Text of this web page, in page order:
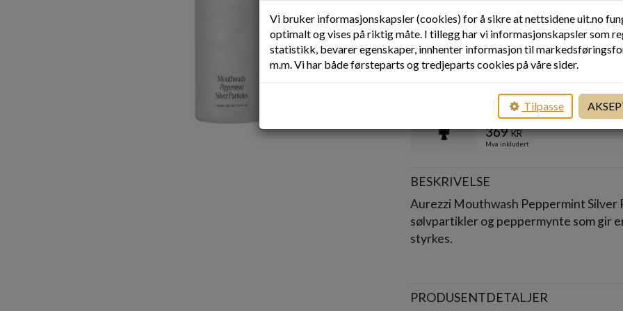
OFTE KJØPT SAMMEN
AUREZZI
Toothpaste
FRA
369kr
Mva inkludert
BESKRIVELSE
Aurezzi Mouthwash Peppermint Silver
sølvpartikler og peppermynte som gir
styrkes.
PRODUSENTDETALJER
Vi bruker informasjonskapsler (cookies) for å sikre at nettsidene uit.no
optimalt og vises på riktig måte. I tillegg har vi informasjonskapsler som
statistikk, bevarer egenskaper, innhenter informasjon til
m.m. Vi har både førsteparts og tredjeparts cookies på våre sider.
Tilpasse